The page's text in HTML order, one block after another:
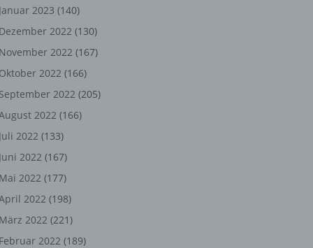
Januar 2023 (140)
Dezember 2022 (130)
November 2022 (167)
Oktober 2022 (166)
September 2022 (205)
2022 (166)
Juli 2022 (133)
Juni 2022 (167)
Mai 2022 (177)
2022 (198)
März 2022 (221)
Februar 2022 (189)
oder